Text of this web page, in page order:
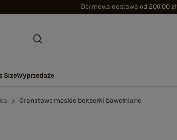
Darmowa dostawa od 200,00 zł
SizeWyprzedaże
Granatowe męskie bokserki bawełniane